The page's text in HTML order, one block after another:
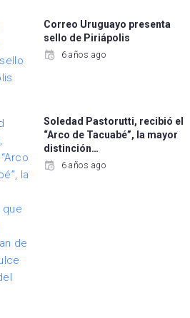
Correo Uruguayo presenta
sello de Piriápolis
6 años ago
Soledad Pastorutti, recibió el
“Arco de Tacuabé”, la mayor
distinción…
6 años ago